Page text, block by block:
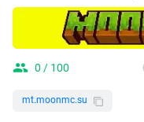
0 / 100
mt.moonmc.su